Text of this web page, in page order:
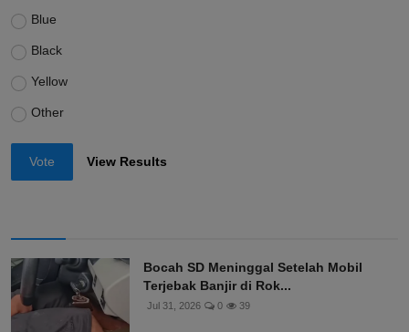
Blue
Black
Yellow
Other
Vote View Results
Bocah SD Meninggal Setelah Mobil
Terjebak Banjir di Rok...
Jul 31, 2026 0 39